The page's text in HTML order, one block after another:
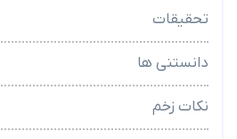
تحقیقات
دانستنی ها
نکات زخم